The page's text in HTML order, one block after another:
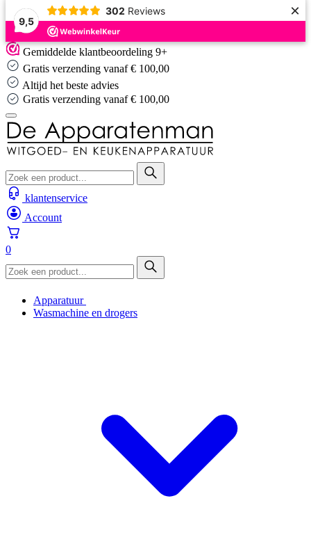
9,5
302 Reviews ×
Skip
to
content
Gemiddelde klantbeoordeling 9+
Gratis verzending vanaf € 100,00
Altijd het beste advies
Gratis verzending vanaf € 100,00
klantenservice
Account
0
Apparatuur
Wasmachine en drogers